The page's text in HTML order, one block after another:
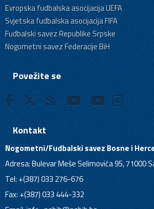
Evropska fudbalska asocijacija UEFA
Svjetska fudbalska asocijacija FIFA
Fudbalski savez Republike Srpske
Nogometni savez Federacije BiH
Povežite se
Kontakt
Nogometni/Fudbalski savez Bosne i
Adresa: Bulevar Meše Selimovića 95, 71000
Tel: +(387) 033 276-676
Fax: +(387) 033 444-332